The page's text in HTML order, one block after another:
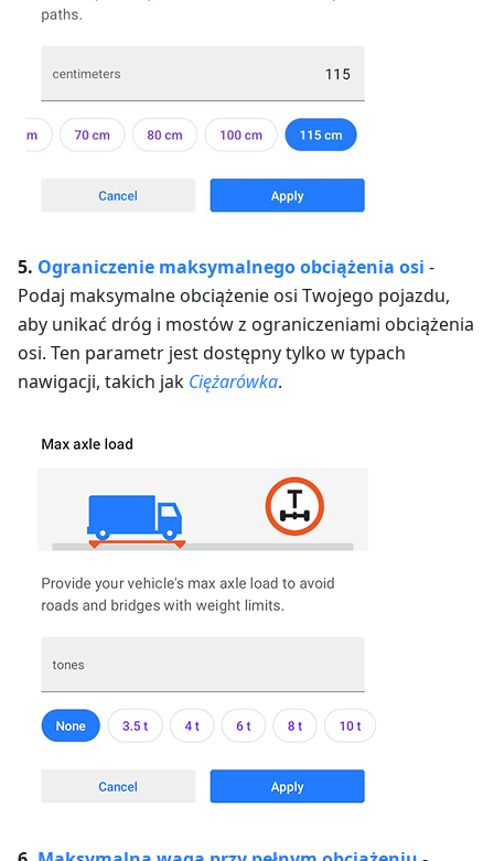
5. Ograniczenie maksymalnego obciążenia osi -
Podaj maksymalne obciążenie osi Twojego pojazdu,
aby unikać dróg i mostów z ograniczeniami obciążenia
osi. Ten parametr jest dostępny tylko w typach
nawigacji, takich jak Ciężarówka.